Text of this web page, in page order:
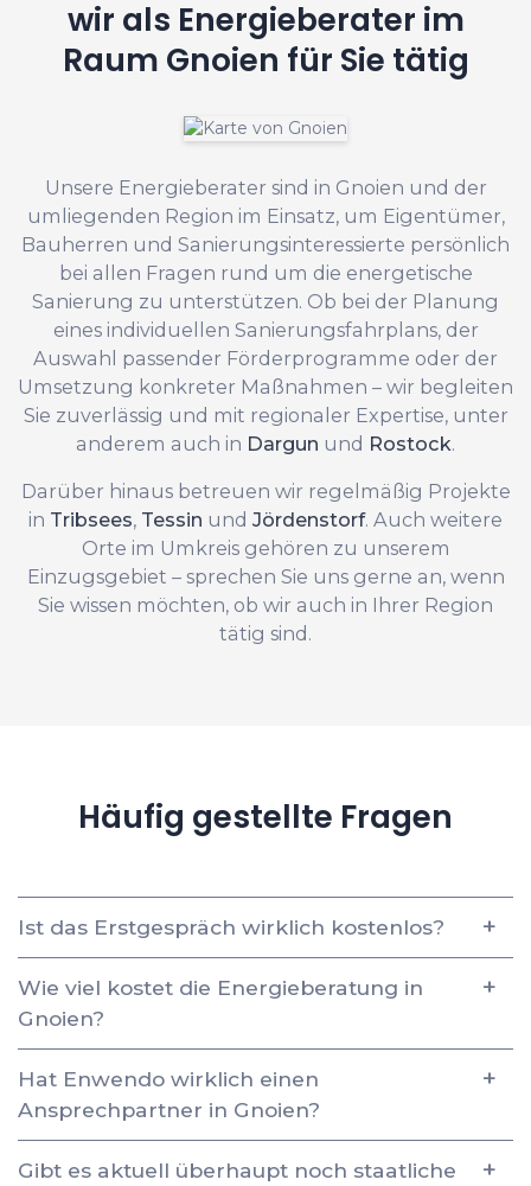
wir als Energieberater im
Raum Gnoien für Sie tätig
Unsere Energieberater sind in Gnoien und der
umliegenden Region im Einsatz, um Eigentümer,
Bauherren und Sanierungsinteressierte persönlich
bei allen Fragen rund um die energetische
Sanierung zu unterstützen. Ob bei der Planung
eines individuellen Sanierungsfahrplans, der
Auswahl passender Förderprogramme oder der
Umsetzung konkreter Maßnahmen – wir begleiten
Sie zuverlässig und mit regionaler Expertise, unter
anderem auch in Dargun und Rostock.
Darüber hinaus betreuen wir regelmäßig Projekte
in Tribsees, Tessin und Jördenstorf. Auch weitere
Orte im Umkreis gehören zu unserem
Einzugsgebiet – sprechen Sie uns gerne an, wenn
Sie wissen möchten, ob wir auch in Ihrer Region
tätig sind.
Häufig gestellte Fragen
Ist das Erstgespräch wirklich kostenlos?
Wie viel kostet die Energieberatung in
Gnoien?
Hat Enwendo wirklich einen
Ansprechpartner in Gnoien?
Gibt es aktuell überhaupt noch staatliche